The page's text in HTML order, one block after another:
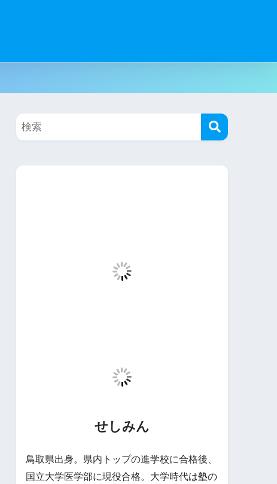
せしみん
鳥取県出身。県内トップの進学校に合格後、
国立大学医学部に現役合格。大学時代は塾の